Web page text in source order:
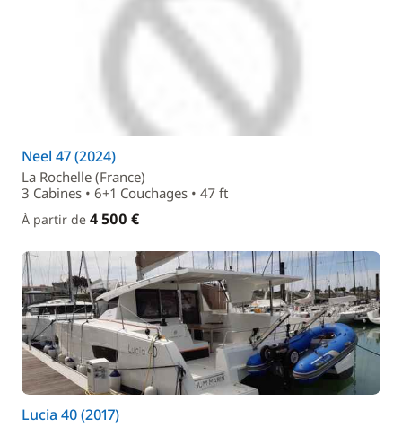
Neel 47 (2024)
La Rochelle (France)
3 Cabines • 6+1 Couchages • 47 ft
À partir de 4 500 €
Lucia 40 (2017)